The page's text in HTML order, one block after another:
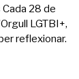
28 de
LGTBI+,
reflexionar.